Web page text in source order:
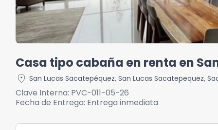
Casa tipo cabaña en renta en
location_on San Lucas Sacatepéquez, San Lucas Sacatepequez,
Clave Interna: PVC-011-05-26
Fecha de Entrega: Entrega inmediata